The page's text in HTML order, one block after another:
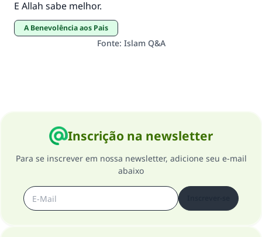
E Allah sabe melhor.
A Benevolência aos Pais
Fonte: Islam Q&A
Inscrição na newsletter
Para se inscrever em nossa newsletter, adicione seu e-mail
abaixo